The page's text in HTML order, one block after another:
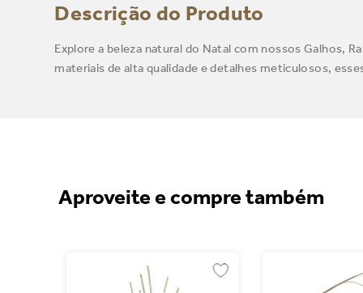
Descrição do Produto
Explore a beleza natural do Natal com nossos Galhos,
materiais de alta qualidade e detalhes meticulosos,
Aproveite e compre também